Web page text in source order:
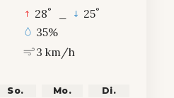
28° 25°
35%
3 km/h
So. Mo. Di.